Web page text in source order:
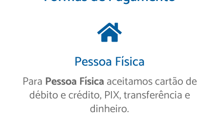
Pessoa Física
Para Pessoa Físicaaceitamos cartão de
débito e crédito, PIX, transferência e
dinheiro.